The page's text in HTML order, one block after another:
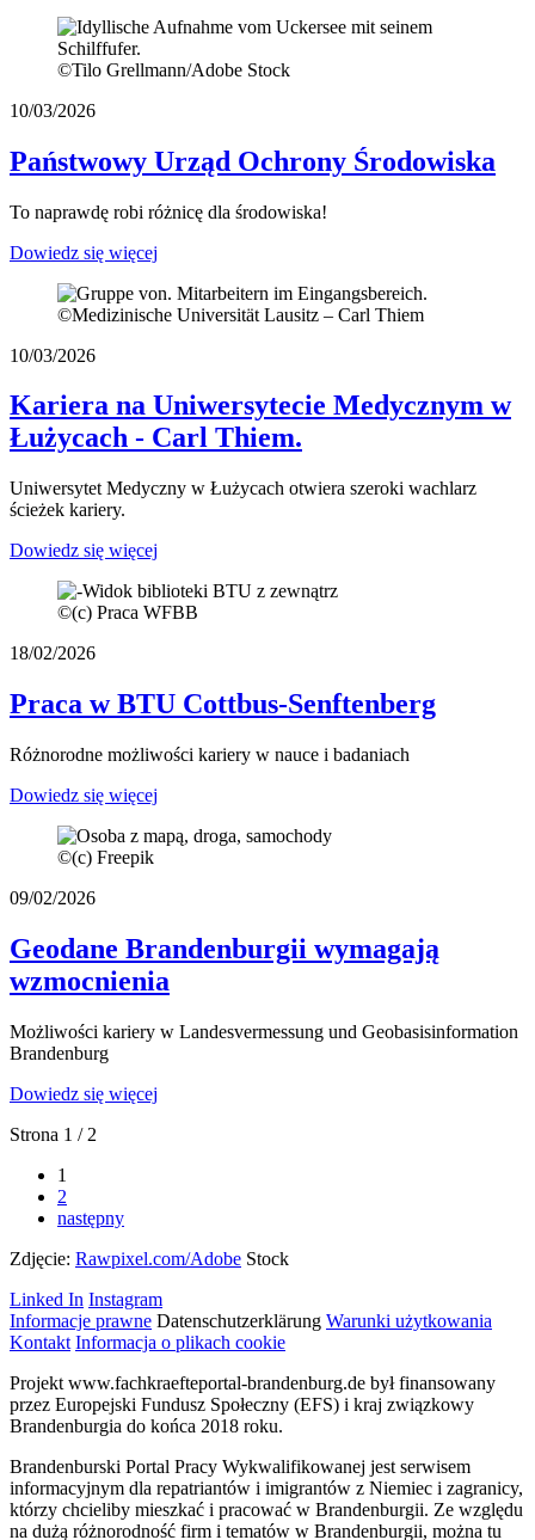
©Tilo Grellmann/Adobe Stock
10/03/2026
Państwowy Urząd Ochrony Środowiska
To naprawdę robi różnicę dla środowiska!
Dowiedz się więcej
©Medizinische Universität Lausitz – Carl Thiem
10/03/2026
Kariera na Uniwersytecie Medycznym w
Łużycach - Carl Thiem.
Uniwersytet Medyczny w Łużycach otwiera szeroki wachlarz
ścieżek kariery.
Dowiedz się więcej
©(c) Praca WFBB
18/02/2026
Praca w BTU Cottbus-Senftenberg
Różnorodne możliwości kariery w nauce i badaniach
Dowiedz się więcej
©(c) Freepik
09/02/2026
Geodane Brandenburgii wymagają
wzmocnienia
Możliwości kariery w Landesvermessung und Geobasisinformation
Brandenburg
Dowiedz się więcej
Strona 1 / 2
1
2
następny
Zdjęcie: Rawpixel.com/Adobe Stock
Linked In Instagram
Informacje prawne Datenschutzerklärung Warunki użytkowania
Kontakt Informacja o plikach cookie
Projekt www.fachkraefteportal-brandenburg.de był finansowany
przez Europejski Fundusz Społeczny (EFS) i kraj związkowy
Brandenburgia do końca 2018 roku.
Brandenburski Portal Pracy Wykwalifikowanej jest serwisem
informacyjnym dla repatriantów i imigrantów z Niemiec i zagranicy,
którzy chcieliby mieszkać i pracować w Brandenburgii. Ze względu
na dużą różnorodność firm i tematów w Brandenburgii, można tu